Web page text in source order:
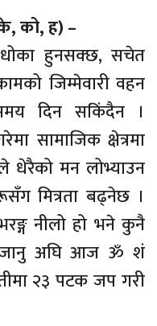
को, ह) –
धोका हुनसक्छ, सचेत
जिम्मेवारी वहन
दिन सकिंदैन ।
सामाजिक क्षेत्रमा
धेरैको मन लोभ्याउन
मित्रता बढ्नेछ ।
नीलो हो भने कुनै
जानु अघि आज ॐ शं
२३ पटक जप गरी